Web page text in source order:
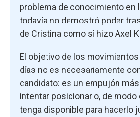
problema de conocimiento en
todavía no demostró poder
de Cristina como sí hizo Axel
El objetivo de los
días no es necesariamente
candidato: es un empujón
intentar posicionarlo, de modo
tenga disponible para hacerlo